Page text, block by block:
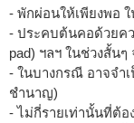
- พักผ่อนให้เพียงพอ
- ประคบต้นคอด้วยค
pad) ฯลฯ ในช่วงสั้น
- ในบางกรณี อาจจำ
ชำนาญ)
- ไม่กี่รายเท่านั้นที่ต้